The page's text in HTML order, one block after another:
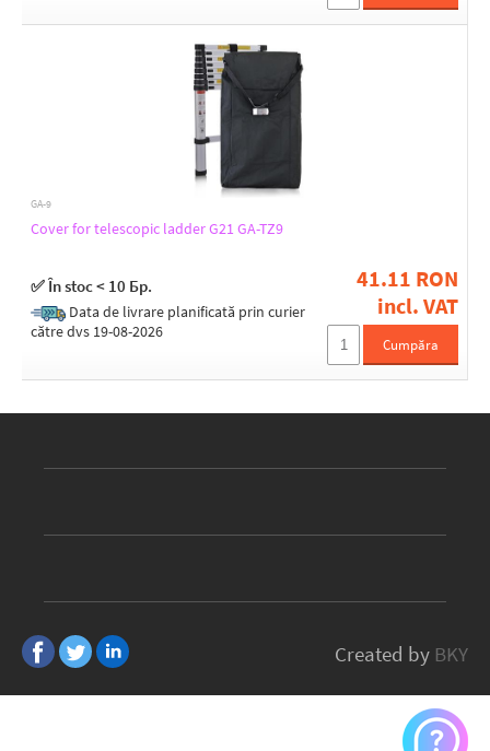
GA-9
Cover for telescopic ladder G21 GA-TZ9
✅ În stoc < 10 Бр.
Data de livrare planificată prin curier
către dvs 19-08-2026
41.11 RON
incl. VAT
Cumpăra
Created by BKY